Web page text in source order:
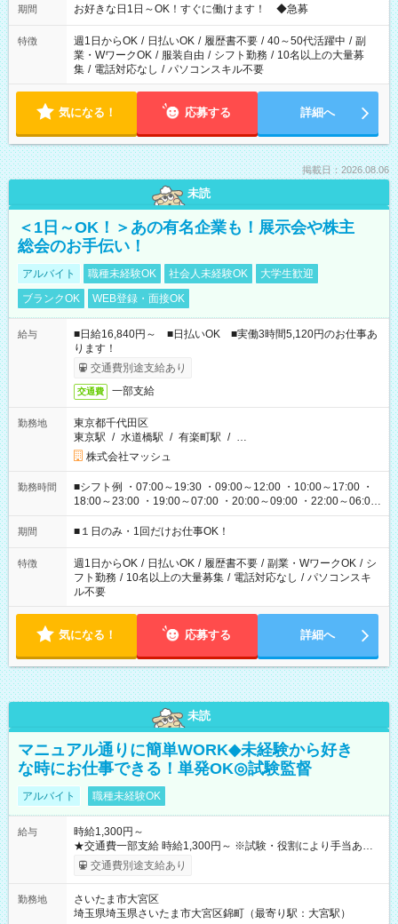
期間 お好きな日1日～OK！すぐに働けます！ ◆急募
特徴 週1日からOK / 日払いOK / 履歴書不要 / 40～50代活躍中 / 副
業・WワークOK / 服装自由 / シフト勤務 / 10名以上の大量募
集 / 電話対応なし / パソコンスキル不要
気になる！ 応募する 詳細へ
掲載日：2026.08.06
未読
＜1日～OK！＞あの有名企業も！展示会や株主
総会のお手伝い！
アルバイト 職種未経験OK 社会人未経験OK
大学生歓迎
ブランクOK
WEB登録・面接OK
給与
■日給16,840円～ ■日払いOK ■実働3時間5,120円のお仕事あ
ります！
交通費別途支給あり
交通費 一部支給
勤務地
東京都千代田区
東京駅 / 水道橋駅 / 有楽町駅 / …
株式会社マッシュ
勤務時間
■シフト例 ・07:00～19:30 ・09:00～12:00 ・10:00～17:00 ・
18:00～23:00 ・19:00～07:00 ・20:00～09:00 ・22:00～06:00
etc ★最短で3時間で5,120円のお仕事から 15時間で2万円近く稼
げるお仕事も！ ご希望のお時間に合わせてご紹介！ ※シフトは
ください！
期間 ■１日のみ・1回だけお仕事OK！
特徴 週1日からOK / 日払いOK / 履歴書不要 / 副業・WワークOK / シ
フト勤務 / 10名以上の大量募集 / 電話対応なし / パソコンスキ
ル不要
気になる！ 応募する 詳細へ
未読
マニュアル通りに簡単WORK◆未経験から好き
な時にお仕事できる！単発OK◎試験監督
アルバイト 職種未経験OK
給与
時給1,300円～
★交通費一部支給 時給1,300円～ ※試験・役割により手当あり
※勤務回数により昇給あり 【即給（前払い）オプションあ
り！】 希望される場合、勤務から1週間ほどで給与の一部を受け
例】 ・河合塾模擬試験 8:30～17:30（休憩1時間） 時給1,300円
×8時間＝日収10,400円＋交通費 ※当日の役割により時給＋100
交通費別途支給あり
勤務地
さいたま市大宮区
埼玉県埼玉県さいたま市大宮区錦町（最寄り駅：大宮駅）